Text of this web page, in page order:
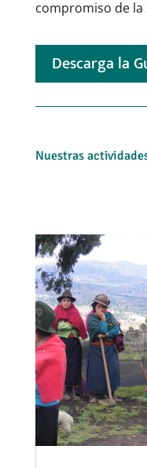
compromiso de
Descarga la
Nuestras